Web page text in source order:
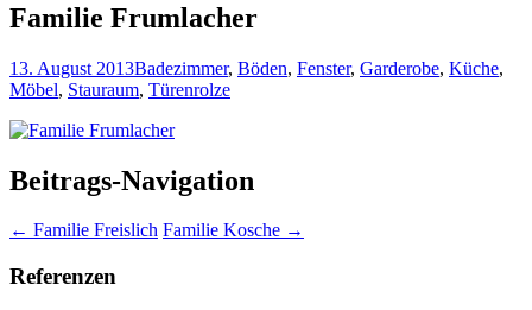
Familie Frumlacher
13. August 2013Badezimmer, Böden, Fenster, Garderobe, Küche,
Möbel, Stauraum, Türenrolze
Beitrags-Navigation
← Familie Freislich Familie Kosche →
Referenzen